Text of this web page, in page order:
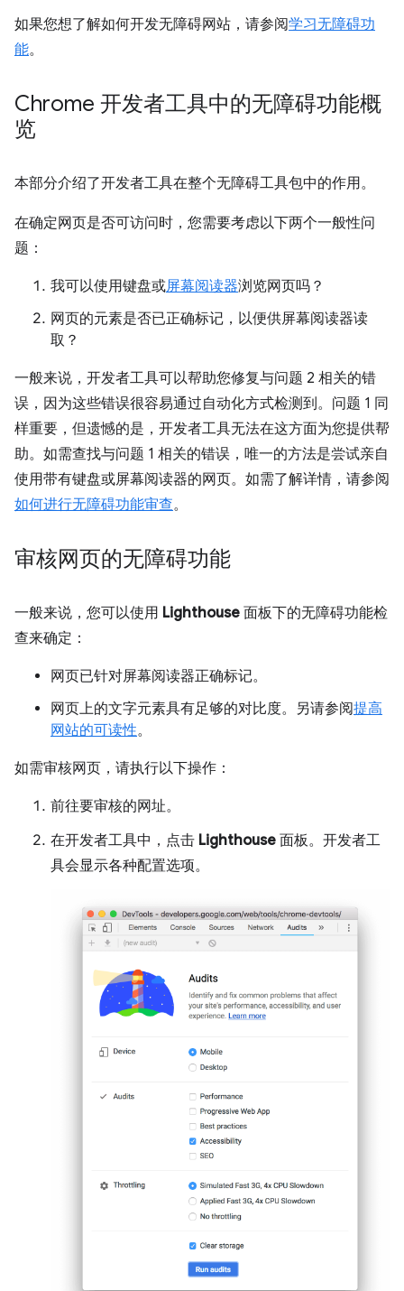
如果您想了解如何开发无障碍网站，请参阅学习无障碍功
能。
Chrome 开发者工具中的无障碍功能概
览
本部分介绍了开发者工具在整个无障碍工具包中的作用。
在确定网页是否可访问时，您需要考虑以下两个一般性问
题：
我可以使用键盘或屏幕阅读器浏览网页吗？
网页的元素是否已正确标记，以便供屏幕阅读器读
取？
一般来说，开发者工具可以帮助您修复与问题 2 相关的错
误，因为这些错误很容易通过自动化方式检测到。问题 1 同
样重要，但遗憾的是，开发者工具无法在这方面为您提供帮
助。如需查找与问题 1 相关的错误，唯一的方法是尝试亲自
使用带有键盘或屏幕阅读器的网页。如需了解详情，请参阅
如何进行无障碍功能审查。
审核网页的无障碍功能
一般来说，您可以使用 Lighthouse 面板下的无障碍功能检
查来确定：
网页已针对屏幕阅读器正确标记。
网页上的文字元素具有足够的对比度。另请参阅提高
网站的可读性。
如需审核网页，请执行以下操作：
前往要审核的网址。
在开发者工具中，点击 Lighthouse 面板。开发者工
具会显示各种配置选项。